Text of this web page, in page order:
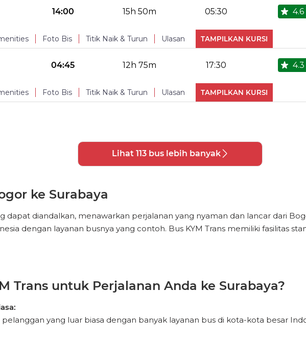
Central TV Toilet
PHOTOS
No Reviews Available
14:00 15h 50m 05:30 4.6
Foto Bis Titik Naik & Turun Ulasan TAMPILKAN KURSI
No Reviews Available
04:45 12h 75m 17:30 4.3
Foto Bis Titik Naik & Turun Ulasan TAMPILKAN KURSI
Central TV Toilet
Lihat 113 bus lebih banyak
ke Surabaya
dapat diandalkan, menawarkan perjalanan yang nyaman dan lancar dari
dengan layanan busnya yang contoh. Bus KYM Trans memiliki fasilitas
Trans untuk Perjalanan Anda ke Surabaya?
pelanggan yang luar biasa dengan banyak layanan bus di kota-kota besar